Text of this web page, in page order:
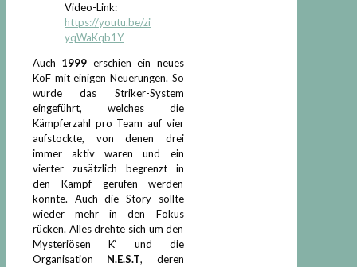
Video-Link:
https://youtu.be/zi
yqWaKqb1Y
Auch 1999 erschien ein neues
KoF mit einigen Neuerungen. So
wurde das Striker-System
eingeführt, welches die
Kämpferzahl pro Team auf vier
aufstockte, von denen drei
immer aktiv waren und ein
vierter zusätzlich begrenzt in
den Kampf gerufen werden
konnte. Auch die Story sollte
wieder mehr in den Fokus
rücken. Alles drehte sich um den
Mysteriösen K‘ und die
Organisation N.E.S.T, deren